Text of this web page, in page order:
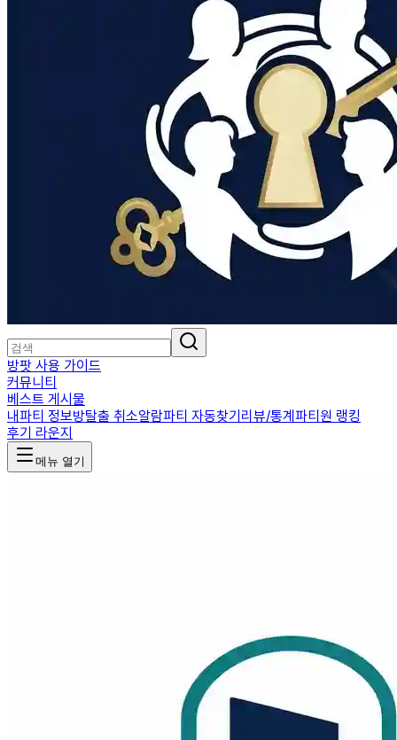
방팟 사용 가이드
커뮤니티
베스트 게시물
내파티 정보방탈출 취소알람파티 자동찾기리뷰/통계파티원 랭킹
후기 라운지
메뉴 열기